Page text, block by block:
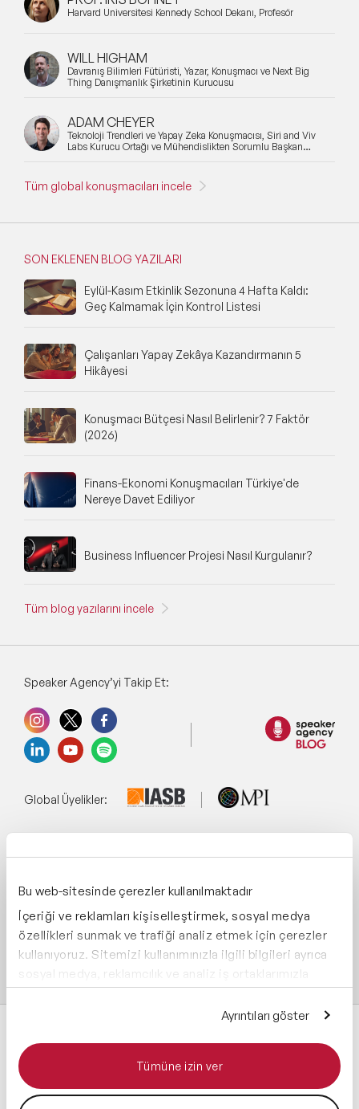
Bu web-sitesinde çerezler kullanılmaktadır
İçeriği ve reklamları kişiselleştirmek, sosyal medya
özellikleri sunmak ve trafiği analiz etmek için çerezler
kullanıyoruz. Sitemizi kullanımınızla ilgili bilgileri ayrıca
sosyal medya, reklamcılık ve analiz iş ortaklarımızla
paylaşabiliriz. İş ortaklarımız, bu bilgileri kendilerine
sağladığınız veya hizmetlerini kullanırken topladıkları
Ayrıntıları göster
Tümüne izin ver
Harvard Üniversitesi Kennedy School Dekanı, Profesör
WILL HIGHAM
Davranış Bilimleri Fütüristi, Yazar, Konuşmacı ve Next Big
Thing Danışmanlık Şirketinin Kurucusu
ADAM CHEYER
Teknoloji Trendleri ve Yapay Zeka Konuşmacısı, Siri and Viv
Labs Kurucu Ortağı ve Mühendislikten Sorumlu Başkan
Tüm global konuşmacıları incele
SON EKLENEN BLOG YAZILARI
Eylül-Kasım Etkinlik Sezonuna 4 Hafta Kaldı:
Geç Kalmamak İçin Kontrol Listesi
Çalışanları Yapay Zekâya Kazandırmanın 5
Hikâyesi
Konuşmacı Bütçesi Nasıl Belirlenir? 7 Faktör
(2026)
Finans-Ekonomi Konuşmacıları Türkiye'de
Nereye Davet Ediliyor
Business Influencer Projesi Nasıl Kurgulanır?
Tüm blog yazılarını incele
Speaker Agency’yi Takip Et:
Global Üyelikler:
Destekliyoruz: